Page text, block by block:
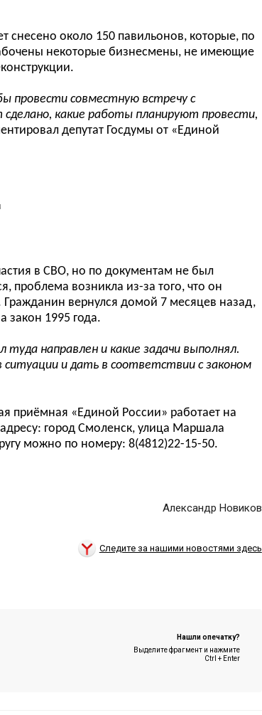
снесено около 150 павильонов, которые, по
некоторые бизнесмены, не имеющие
провести совместную встречу с
какие работы планируют провести,
депутат Госдумы от «Единой
в СВО, но по документам не был
проблема возникла из-за того, что он
вернулся домой 7 месяцев назад,
закон 1995 года.
направлен и какие задачи выполнял.
и дать в соответствии с законом
приёмная «Единой России» работает на
город Смоленск, улица Маршала
можно по номеру: 8(4812)22-15-50.
Александр Новиков
Следите за нашими новостями здесь
Нашли опечатку?
Выделите фрагмент и нажмите
Ctrl + Enter